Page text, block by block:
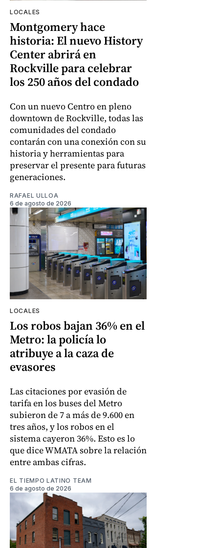
LOCALES
Montgomery hace
historia: El nuevo History
Center abrirá en
Rockville para celebrar
los 250 años del condado
Con un nuevo Centro en pleno
downtown de Rockville, todas las
comunidades del condado
contarán con una conexión con su
historia y herramientas para
preservar el presente para futuras
generaciones.
RAFAEL ULLOA
6 de agosto de 2026
LOCALES
Los robos bajan 36% en el
Metro: la policía lo
atribuye a la caza de
evasores
Las citaciones por evasión de
tarifa en los buses del Metro
subieron de 7 a más de 9.600 en
tres años, y los robos en el
sistema cayeron 36%. Esto es lo
que dice WMATA sobre la relación
entre ambas cifras.
EL TIEMPO LATINO TEAM
6 de agosto de 2026